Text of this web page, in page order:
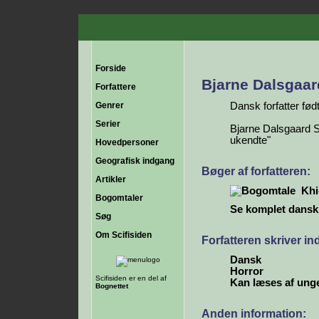
Forside
Forfattere
Genrer
Serier
Hovedpersoner
Geografisk indgang
Artikler
Bogomtaler
Søg
Om Scifisiden
Scifisiden er en del af
Bognettet
Bjarne
Dansk forfatter
Bjarne Dalsgaard
ukendte"
Bøger af forfatteren:
Se komplet
Forfatteren skriver
Dansk
Horror
Kan læses af
Anden information: